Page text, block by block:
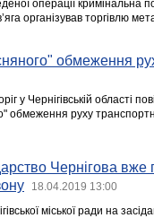
операції кримінальна
організував торгівлю
обмеження
у Чернігівській області
обмеження руху
Чернігова вже
18.04.2019 13:00
міської ради на